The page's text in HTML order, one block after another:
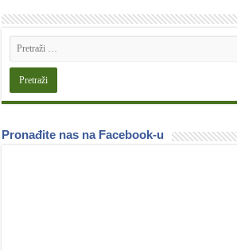
Pronađite nas na Facebook-u